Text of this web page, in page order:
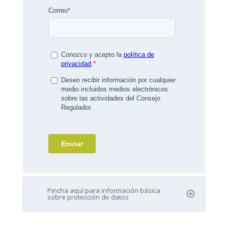
Pincha aquí para información básica
sobre protección de datos